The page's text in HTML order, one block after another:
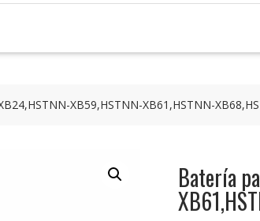
XB59,HSTNN-XB61,HSTNN-
Batería